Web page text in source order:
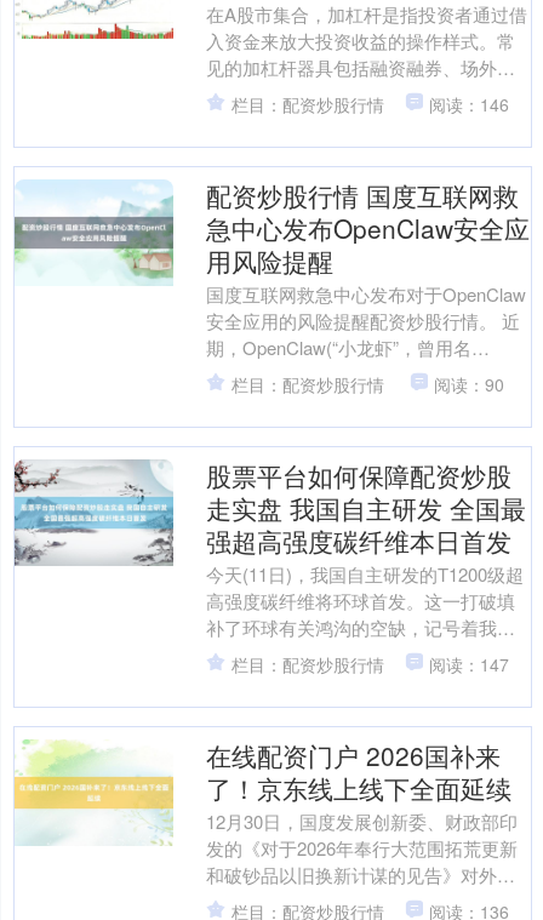
在A股市集合，加杠杆是指投资者通过借
入资金来放大投资收益的操作样式。常
见的加杠杆器具包括融资融券、场外配
资、股指期货等。干系词，杠杆是一把
双刃剑，既能放大收益，....
栏目：配资炒股行情 阅读：146
配资炒股行情 国度互联网救
急中心发布OpenClaw安全应
用风险提醒
国度互联网救急中心发布对于OpenClaw
安全应用的风险提醒配资炒股行情。 近
期，OpenClaw(“小龙虾”，曾用名
Clawdbot、Moltbot)应用下载....
栏目：配资炒股行情 阅读：90
股票平台如何保障配资炒股
走实盘 我国自主研发 全国最
强超高强度碳纤维本日首发
今天(11日)，我国自主研发的T1200级超
高强度碳纤维将环球首发。这一打破填
补了环球有关鸿沟的空缺，记号着我国
在超高强度碳纤维坐褥鸿沟竣事了紧要
提升。 此次首....
栏目：配资炒股行情 阅读：147
在线配资门户 2026国补来
了！京东线上线下全面延续
12月30日，国度发展创新委、财政部印
发的《对于2026年奉行大范围拓荒更新
和破钞品以旧换新计谋的见告》对外发
布，明确2026年“两新”计谋的支撑范围、
栏目：配资炒股行情 阅读：136